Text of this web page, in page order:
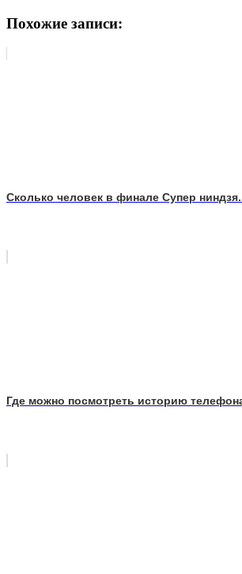
Похожие записи:
Сколько человек в финале Супер
Где можно посмотреть историю